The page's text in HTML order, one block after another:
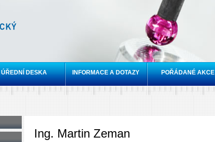
ÚŘEDNÍ DESKA INFORMACE A DOTAZY POŘÁDANÉ AKCE
Ing. Martin Zeman